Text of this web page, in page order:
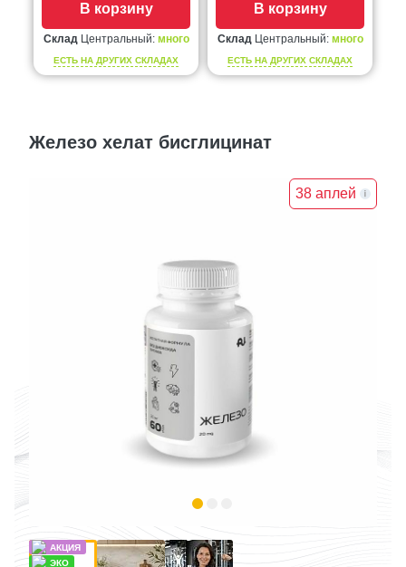
В корзину
СкладЦентральный: много
ЕСТЬ НА ДРУГИХ СКЛАДАХ
В корзину
СкладЦентральный: много
ЕСТЬ НА ДРУГИХ СКЛАДАХ
Железо хелат бисглицинат
38 аплей